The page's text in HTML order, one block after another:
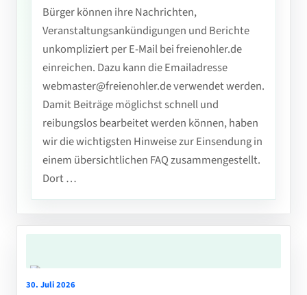
Bürger können ihre Nachrichten,
Veranstaltungsankündigungen und Berichte
unkompliziert per E-Mail bei freienohler.de
einreichen. Dazu kann die Emailadresse
webmaster@freienohler.de verwendet werden.
Damit Beiträge möglichst schnell und
reibungslos bearbeitet werden können, haben
wir die wichtigsten Hinweise zur Einsendung in
einem übersichtlichen FAQ zusammengestellt.
Dort …
30. Juli 2026